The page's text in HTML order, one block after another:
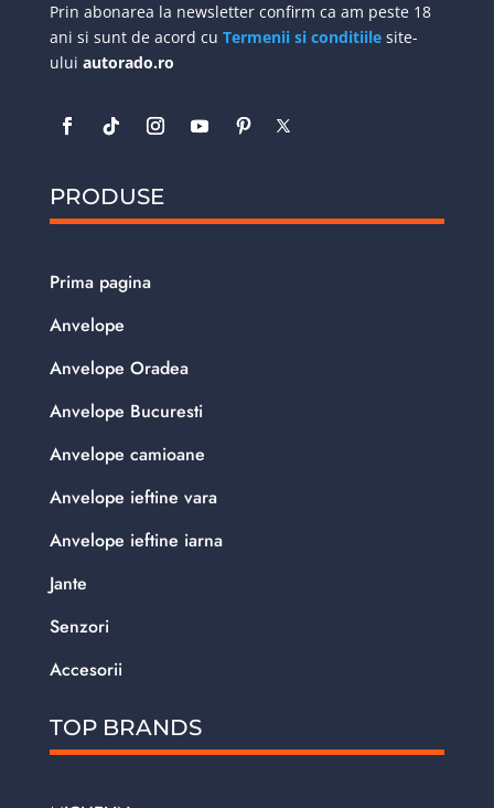
Prin abonarea la newsletter confirm ca am peste 18
ani si sunt de acord cu Termenii si conditiilesite-
ului autorado.ro
PRODUSE
Prima pagina
Anvelope
Anvelope Oradea
Anvelope Bucuresti
Anvelope camioane
Anvelope ieftine vara
Anvelope ieftine iarna
Jante
Senzori
Accesorii
TOP BRANDS